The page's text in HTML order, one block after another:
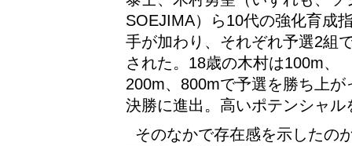
SOEJIMA）ら10代の強化育成
手が加わり、それぞれ予選2組
された。18歳の木村は100m、
200m、800mで予選を勝ち上が
決勝に進出。高いポテンシャル
そのなかで存在感を示したの